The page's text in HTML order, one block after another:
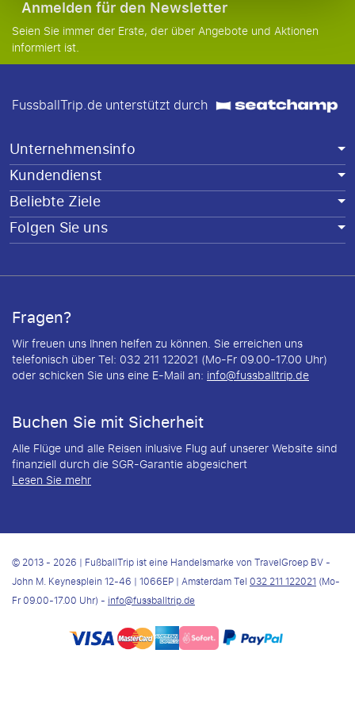
Anmelden für den Newsletter
Seien Sie immer der Erste, der über Angebote und Aktionen
informiert ist.
FussballTrip.de unterstützt durch
Unternehmensinfo
Kundendienst
Beliebte Ziele
Folgen Sie uns
Fragen?
Wir freuen uns Ihnen helfen zu können. Sie erreichen uns
telefonisch über Tel: 032 211 122021 (Mo-Fr 09.00-17.00 Uhr)
oder schicken Sie uns eine E-Mail an: info@fussballtrip.de
Buchen Sie mit Sicherheit
Alle Flüge und alle Reisen inlusive Flug auf unserer Website sind
finanziell durch die SGR-Garantie abgesichert
Lesen Sie mehr
© 2013 - 2026 | FußballTrip ist eine Handelsmarke von TravelGroep BV -
John M. Keynesplein 12-46 | 1066EP | Amsterdam Tel032 211 122021(Mo-
Fr 09.00-17.00 Uhr) -info@fussballtrip.de